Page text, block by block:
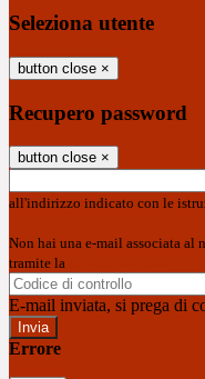
Seleziona utente
button close ×
Recupero password
button close ×
all'indirizzo indicato con le
Non hai una e-mail associata al
tramite la
E-mail inviata, si prega di
Errore